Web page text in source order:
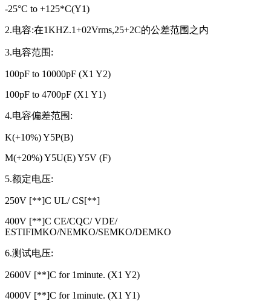
-25°C to +125*C(Y1)
2.电容:在1KHZ.1+02Vrms,25+2C的公差范围之内
3.电容范围:
100pF to 10000pF (X1 Y2)
100pF to 4700pF (X1 Y1)
4.电容偏差范围:
K(+10%) Y5P(B)
M(+20%) Y5U(E) Y5V (F)
5.额定电压:
250V [**]C UL/ CS[**]
400V [**]C CE/CQC/ VDE/
ESTIFIMKO/NEMKO/SEMKO/DEMKO
6.测试电压:
2600V [**]C for 1minute. (X1 Y2)
4000V [**]C for 1minute. (X1 Y1)